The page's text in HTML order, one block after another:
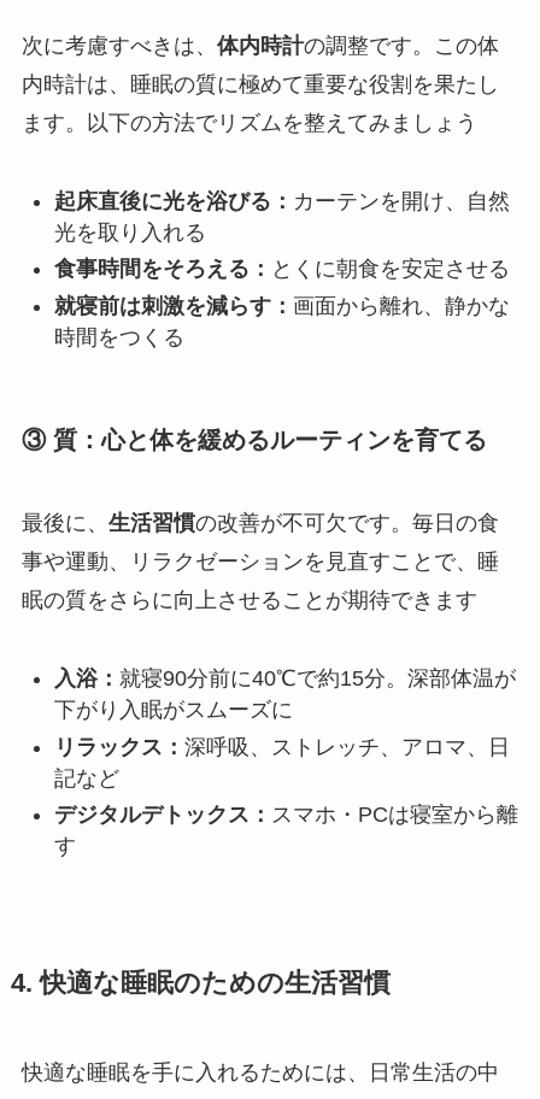
次に考慮すべきは、 体内時計の調整です。この体
内時計は、睡眠の質に極めて重要な役割を果たし
ます。以下の方法でリズムを整えてみましょう
起床直後に光を浴びる： カーテンを開け、自然
光を取り入れる
食事時間をそろえる： とくに朝食を安定させる
就寝前は刺激を減らす： 画面から離れ、静かな
時間をつくる
③ 質：心と体を緩めるルーティンを育てる
最後に、 生活習慣の改善が不可欠です。毎日の食
事や運動、リラクゼーションを見直すことで、睡
眠の質をさらに向上させることが期待できます
入浴： 就寝90分前に40℃で約15分。深部体温が
下がり入眠がスムーズに
リラックス： 深呼吸、ストレッチ、アロマ、日
記など
デジタルデトックス： スマホ・PCは寝室から離
す
4. 快適な睡眠のための生活習慣
快適な睡眠を手に入れるためには、日常生活の中